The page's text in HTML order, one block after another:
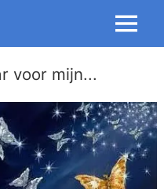
Menu
voor mijn...